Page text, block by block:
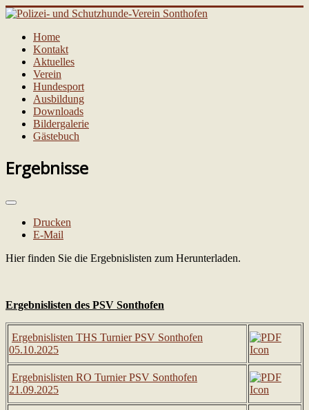
Home
Kontakt
Aktuelles
Verein
Hundesport
Ausbildung
Downloads
Bildergalerie
Gästebuch
Ergebnisse
Drucken
E-Mail
Hier finden Sie die Ergebnislisten zum Herunterladen.
Ergebnislisten des PSV Sonthofen
Ergebnislisten THS Turnier PSV Sonthofen
05.10.2025
Ergebnislisten RO Turnier PSV Sonthofen
21.09.2025